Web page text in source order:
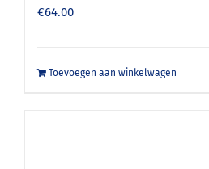
€64.00
Toevoegen aan winkelwagen